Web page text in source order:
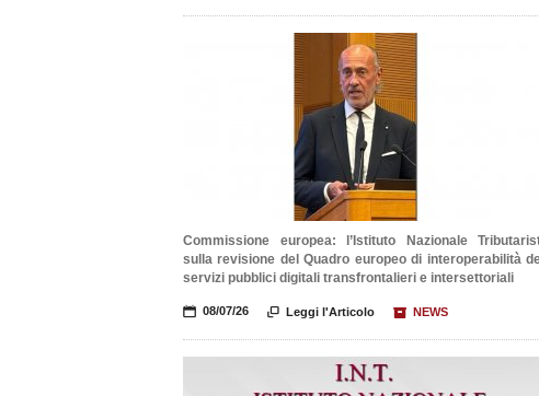
Commissione europea: l’Istituto Nazionale
sulla revisione del Quadro europeo di interoperabilità
servizi pubblici digitali transfrontalieri e intersettoriali
📅 08/07/26  Leggi l'Articolo 📦 NEWS